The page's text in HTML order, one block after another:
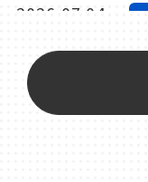
2026.07.04
2026年 サ
2026.07.02